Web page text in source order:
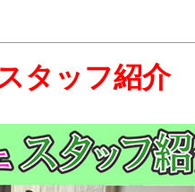
タッフ紹介